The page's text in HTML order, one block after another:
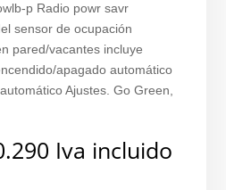
p Radio powr savr
sensor de ocupación
pared/vacantes incluye
apagado automático
Ajustes. Go Green,
Iva incluido